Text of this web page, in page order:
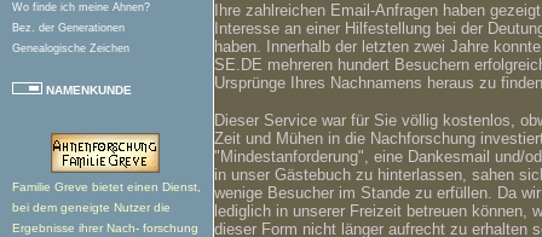
Wo finde ich meine Ahnen?
Bez. der Generationen
Genealogische Zeichen
NAMENKUNDE
Deutung von "Schliemann"
Woher stammt Ihr Name?
LITERATUR
Bücher und CDs
Familie Greve bietet einen Dienst,
bei dem geneigte Nutzer die
Ergebnisse ihrer Nach- forschung
Ihre zahlreichen Email-Anfragen haben
Interesse an einer Hilfestellung bei der
haben. Innerhalb der letzten zwei Jahre
SE.DE mehreren hundert Besuchern
Ursprünge Ihres Nachnamens heraus zu
Dieser Service war für Sie völlig kostenlos,
Zeit und Mühen in die Nachforschung
"Mindestanforderung", eine Dankesmail und/
in unser Gästebuch zu hinterlassen, sahen
wenige Besucher im Stande zu erfüllen. Da
lediglich in unserer Freizeit betreuen können,
dieser Form nicht länger aufrecht zu erhalten